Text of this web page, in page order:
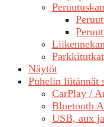
Parkkitutkat
Näytöt
Puhelin liitännät
CarPlay /
Bluetooth
USB, aux